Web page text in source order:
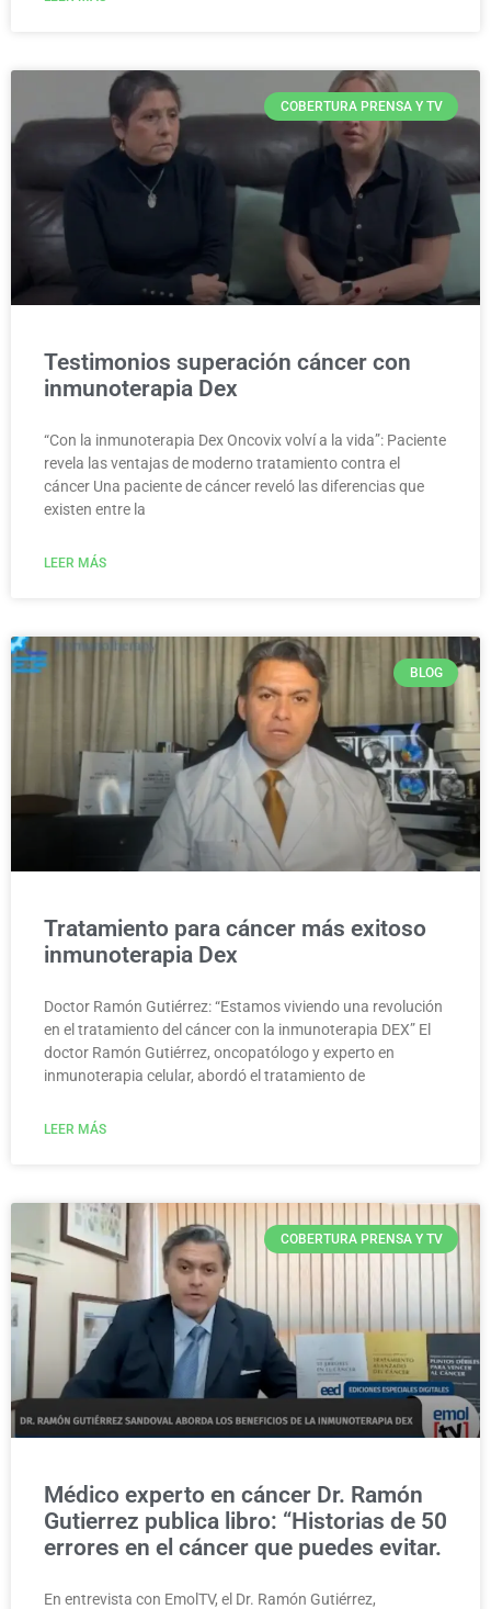
COBERTURA PRENSA Y TV
Testimonios superación cáncer con
inmunoterapia Dex
“Con la inmunoterapia Dex Oncovix volví a la vida”: Paciente
revela las ventajas de moderno tratamiento contra el
cáncer Una paciente de cáncer reveló las diferencias que
existen entre la
LEER MÁS
BLOG
Tratamiento para cáncer más exitoso
inmunoterapia Dex
Doctor Ramón Gutiérrez: “Estamos viviendo una revolución
en el tratamiento del cáncer con la inmunoterapia DEX” El
doctor Ramón Gutiérrez, oncopatólogo y experto en
inmunoterapia celular, abordó el tratamiento de
LEER MÁS
COBERTURA PRENSA Y TV
Médico experto en cáncer Dr. Ramón
Gutierrez publica libro: “Historias de 50
errores en el cáncer que puedes evitar.
En entrevista con EmolTV, el Dr. Ramón Gutiérrez,